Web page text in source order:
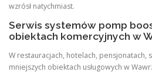
wzrósł natychmiast.
Serwis systemów pomp
obiektach komercyjnych w
W restauracjach, hotelach, pensjonatach,
mniejszych obiektach usługowych w